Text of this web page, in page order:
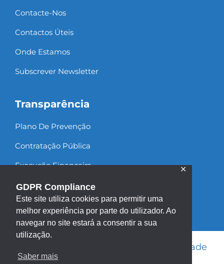
GDPR Compliance
Este site utiliza cookies para permitir uma
melhor experiência por parte do utilizador. Ao
navegar no site estará a consentir a sua
utilização.
Saber mais
✕
Contacte-Nos
Contactos Úteis
Onde Estamos
Subscrever Newsletter
Transparência
Plano De Prevenção
Contratação Pública
Execução Financeira
Recursos Humanos
Política de Privacidade
|Política de Cookies